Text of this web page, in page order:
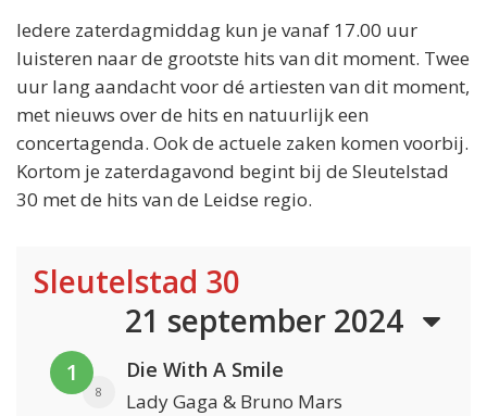
Iedere zaterdagmiddag kun je vanaf 17.00 uur
luisteren naar de grootste hits van dit moment. Twee
uur lang aandacht voor dé artiesten van dit moment,
met nieuws over de hits en natuurlijk een
concertagenda. Ook de actuele zaken komen voorbij.
Kortom je zaterdagavond begint bij de Sleutelstad
30 met de hits van de Leidse regio.
Sleutelstad 30
21 september 2024
1
8
Die With A Smile
Lady Gaga & Bruno Mars